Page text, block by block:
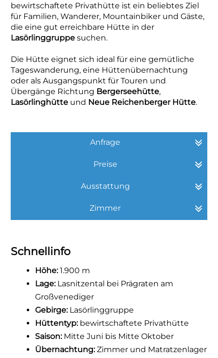
bewirtschaftete Privathütte ist ein beliebtes Ziel
für Familien, Wanderer, Mountainbiker und Gäste,
die eine gut erreichbare Hütte in der
Lasörlinggruppe suchen.
Die Hütte eignet sich ideal für eine gemütliche
Tageswanderung, eine Hüttenübernachtung
oder als Ausgangspunkt für Touren und
Übergänge Richtung Bergerseehütte,
Lasörlinghütte und Neue Reichenberger Hütte.
Anfrage
Preise
Ausstattung
Zimmer
Schnellinfo
Höhe:1.900 m
Lage:Lasnitzental bei Prägraten am
Großvenediger
Gebirge:Lasörlinggruppe
Hüttentyp:bewirtschaftete Privathütte
Saison:Mitte Juni bis Mitte Oktober
Übernachtung:Zimmer und Matratzenlager